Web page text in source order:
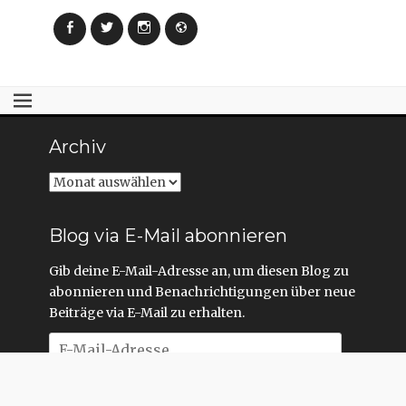
FacebookTwitter InstagramWebseite
Archiv
Archiv
Blog via E-Mail abonnieren
Gib deine E-Mail-Adresse an, um diesen Blog zu
abonnieren und Benachrichtigungen über neue
Beiträge via E-Mail zu erhalten.
E-